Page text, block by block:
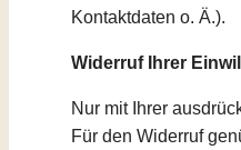
Kontaktdaten o. Ä.).
Widerruf Ihrer
Nur mit Ihrer
Für den Widerruf